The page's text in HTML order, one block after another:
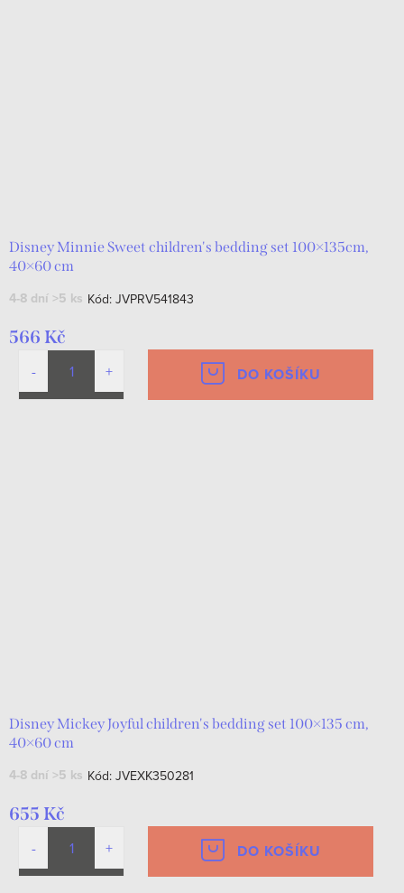
Disney Minnie Sweet children's bedding set 100×135cm,
40×60 cm
4-8 dní >5 ks Kód: JVPRV541843
566 Kč
DO KOŠÍKU
Disney Mickey Joyful children's bedding set 100×135 cm,
40×60 cm
4-8 dní >5 ks Kód: JVEXK350281
655 Kč
DO KOŠÍKU